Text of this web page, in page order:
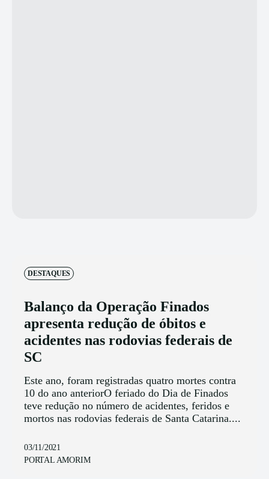
DESTAQUES
Balanço da Operação Finados
apresenta redução de óbitos e
acidentes nas rodovias federais de
SC
Este ano, foram registradas quatro mortes contra
10 do ano anteriorO feriado do Dia de Finados
teve redução no número de acidentes, feridos e
mortos nas rodovias federais de Santa Catarina....
03/11/2021
PORTAL AMORIM